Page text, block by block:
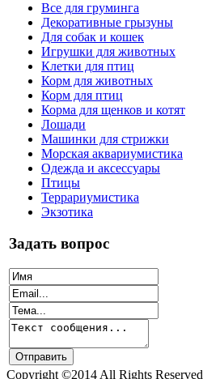
Все для груминга
Декоративные грызуны
Для собак и кошек
Игрушки для животных
Клетки для птиц
Корм для животных
Корм для птиц
Корма для щенков и котят
Лошади
Машинки для стрижки
Морская аквариумистика
Одежда и аксессуары
Птицы
Террариумистика
Экзотика
Задать вопрос
Copyright ©2014 All Rights Reserved